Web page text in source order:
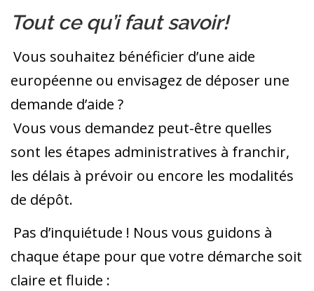
SIGNALER UNE FRAUDE
Tout ce qu’i faut savoir!
Vous souhaitez bénéficier d’une aide
européenne ou envisagez de déposer une
demande d’aide ?
Vous vous demandez peut-être quelles
sont les étapes administratives à franchir,
les délais à prévoir ou encore les modalités
de dépôt.
Pas d’inquiétude ! Nous vous guidons à
chaque étape pour que votre démarche soit
claire et fluide :